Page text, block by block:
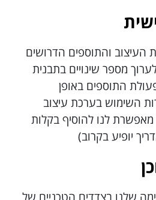
והתוספים הדרושים
מספר שינויים בתבנית
התוספים באופן
השימוש בערכת עיצוב
מאפשרת לנו להוסיף בקלות
יופיע בקרוב)